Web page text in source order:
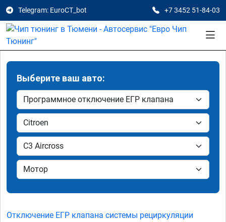
Telegram: EuroCT_bot +7 3452 51-84-03
Выберите ваш авто:
Отключение ЕГР клапана системы рециркуляции